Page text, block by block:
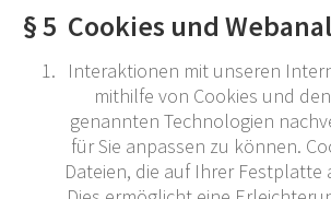
§ 5 Cookies und
Interaktionen mit unseren
mithilfe von Cookies und
genannten Technologien
für Sie anpassen zu können.
Dateien, die auf Ihrer Festplatte